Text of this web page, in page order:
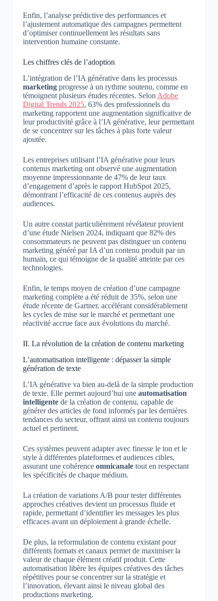
Enfin, l’analyse prédictive des performances et
l’ajustement automatique des campagnes permettent
d’optimiser continuellement les résultats sans
intervention humaine constante.
Les chiffres clés de l’adoption
L’intégration de l’IA générative dans les processus
marketingprogresse à un rythme soutenu, comme en
témoignent plusieurs études récentes. Selon Adobe
Digital Trends 2025, 63% des professionnels du
marketing rapportent une augmentation significative de
leur productivité grâce à l’IA générative, leur permettant
de se concentrer sur les tâches à plus forte valeur
ajoutée.
Les entreprises utilisant l’IA générative pour leurs
contenus marketing ont observé une augmentation
moyenne impressionnante de 47% de leur taux
d’engagement d’après le rapport HubSpot 2025,
démontrant l’efficacité de ces contenus auprès des
audiences.
Un autre constat particulièrement révélateur provient
d’une étude Nielsen 2024, indiquant que 82% des
consommateurs ne peuvent pas distinguer un contenu
marketing généré par IA d’un contenu produit par un
humain, ce qui témoigne de la qualité atteinte par ces
technologies.
Enfin, le temps moyen de création d’une campagne
marketing complète a été réduit de 35%, selon une
étude récente de Gartner, accélérant considérablement
les cycles de mise sur le marché et permettant une
réactivité accrue face aux évolutions du marché.
II. La révolution de la création de contenu marketing
L’automatisation intelligente : dépasser la simple
génération de texte
L’IA générative va bien au-delà de la simple production
de texte. Elle permet aujourd’hui une automatisation
intelligentede la création de contenu, capable de
générer des articles de fond informés par les dernières
tendances du secteur, offrant ainsi un contenu toujours
actuel et pertinent.
Ces systèmes peuvent adapter avec finesse le ton et le
style à différentes plateformes et audiences cibles,
assurant une cohérence omnicanaletout en respectant
les spécificités de chaque médium.
La création de variations A/B pour tester différentes
approches créatives devient un processus fluide et
rapide, permettant d’identifier les messages les plus
efficaces avant un déploiement à grande échelle.
De plus, la reformulation de contenu existant pour
différents formats et canaux permet de maximiser la
valeur de chaque élément créatif produit. Cette
automatisation libère les équipes créatives des tâches
répétitives pour se concentrer sur la stratégie et
l’innovation, élevant ainsi le niveau global des
productions marketing.